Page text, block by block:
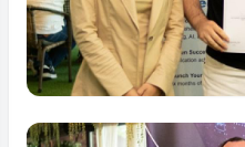
Tam ölçüdə bax